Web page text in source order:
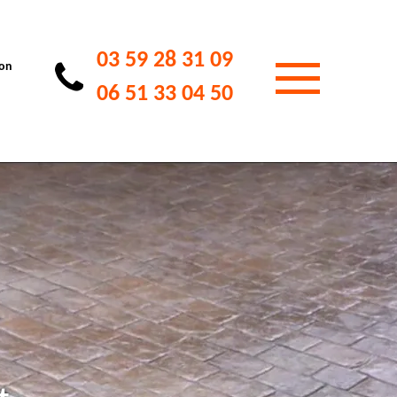
03 59 28 31 09
06 51 33 04 50